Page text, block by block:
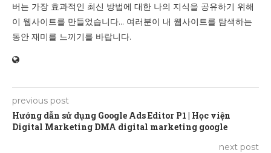
버는 가장 효과적인 최신 방법에 대한 나의 지식을 공유하기 위해
이 웹사이트를 만들었습니다... 여러분이 내 웹사이트를 탐색하는
동안 재미를 느끼기를 바랍니다.
previous post
Hướng dẫn sử dụng Google Ads Editor P1 | Học viện
Digital Marketing DMA digital marketing google
next post